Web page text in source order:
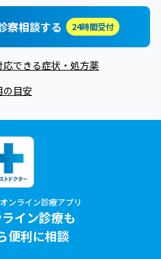
察相談する 24時間受付
できる症状・処方薬
の目安
ンライン診療アプリ
イン診療も
便利に相談